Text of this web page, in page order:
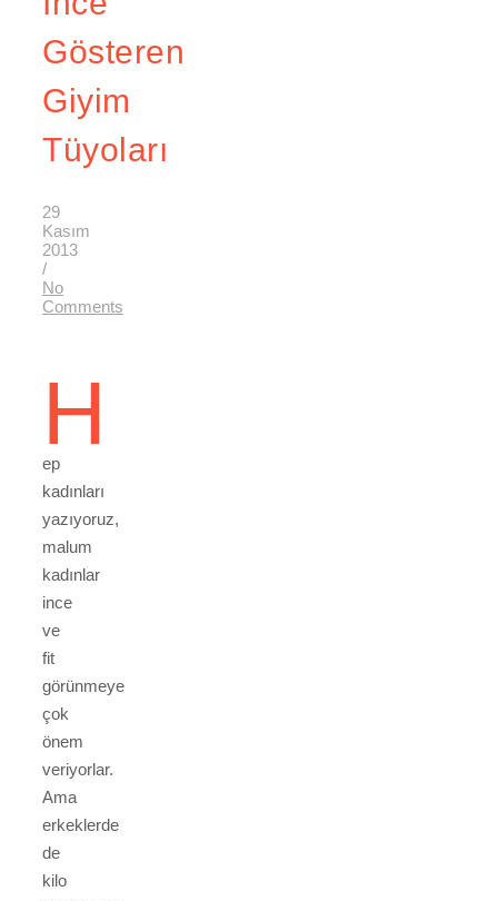
Gösteren
Giyim
Tüyoları
29
Kasım
2013
/
No
Comments
H
ep
kadınları
yazıyoruz,
malum
kadınlar
ince
ve
fit
görünmeye
çok
önem
veriyorlar.
Ama
erkeklerde
de
kilo